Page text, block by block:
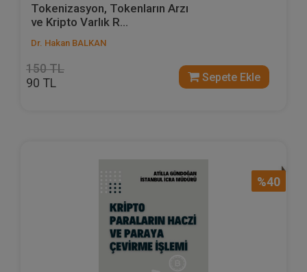
Tokenizasyon, Tokenların Arzı
ve Kripto Varlık R...
Dr. Hakan BALKAN
150 TL
90 TL Sepete Ekle
%40